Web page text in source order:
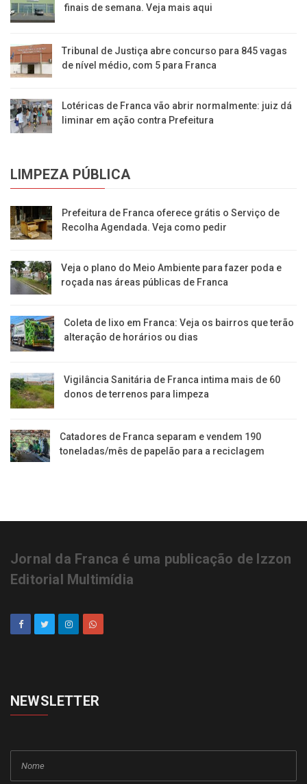
finais de semana. Veja mais aqui
Tribunal de Justiça abre concurso para 845 vagas
de nível médio, com 5 para Franca
Lotéricas de Franca vão abrir normalmente: juiz dá
liminar em ação contra Prefeitura
LIMPEZA PÚBLICA
Prefeitura de Franca oferece grátis o Serviço de
Recolha Agendada. Veja como pedir
Veja o plano do Meio Ambiente para fazer poda e
roçada nas áreas públicas de Franca
Coleta de lixo em Franca: Veja os bairros que terão
alteração de horários ou dias
Vigilância Sanitária de Franca intima mais de 60
donos de terrenos para limpeza
Catadores de Franca separam e vendem 190
toneladas/mês de papelão para a reciclagem
Jornal da Franca é uma publicação de Izzon
Editorial Multimídia
NEWSLETTER